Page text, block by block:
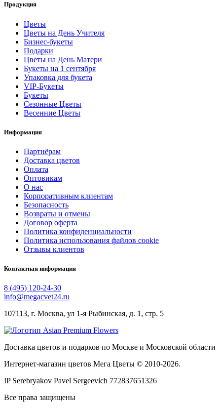
Продукция
Цветы
Цветы на День Учителя
Бизнес-букеты
Подарки
Цветы на День Матери
Букеты на 1 сентября
Упаковка для букета
VIP-Букеты
Букеты
Сезонные Цветы
Весенние Цветы
Информация
Партнёрам
Доставка цветов
Оплата
Оптовикам
О нас
Корпоративным клиентам
Безопасность
Возвраты и отмены
Договор оферта
Политика конфиденциальности
Политика использования файлов cookie
Отзывы клиентов
Контактная информация
8 (495) 120-24-30
info@megacvet24.ru
107113, г. Москва, ул 1-я Рыбинская, д. 1, стр. 5
Доставка цветов и подарков по Москве и Московской области
Интернет-магазин цветов Мега Цветы © 2010-2026.
IP Serebryakov Pavel Sergeevich 772837651326
Все права защищены